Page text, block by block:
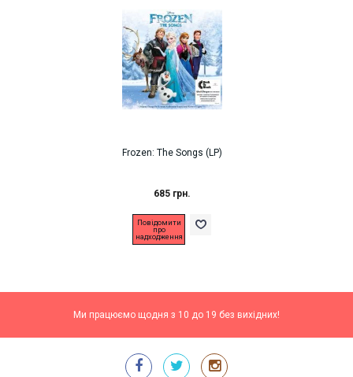
Frozen: The Songs (LP)
685 грн.
Повідомити
про
надходження
Ми працюємо щодня з 10 до 19 без вихідних!